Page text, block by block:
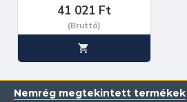
41 021 Ft
(Bruttó)
Nemrég megtekintett termékek